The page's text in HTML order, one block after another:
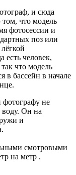
и сюда
что модель
фотосессии и
поз или
есть человек,
что модель
в бассейн в начале
фотографу не
воду. Он на
и
смотровыми
на метр .